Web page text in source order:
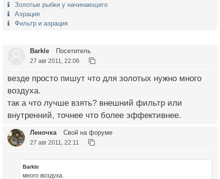
Золотые рыбки у начинающего
Аэрация
Фильтр и аэрация
Barkle Посетитель
27 авг 2011, 22:06
везде просто пишут что для золотых нужно много
воздуха.
так а что лучше взять? внешний фильтр или
внутренний, точнее что более эффективнее.
Леночка Свой на форуме
27 авг 2011, 22:11
Barkle
много воздуха.